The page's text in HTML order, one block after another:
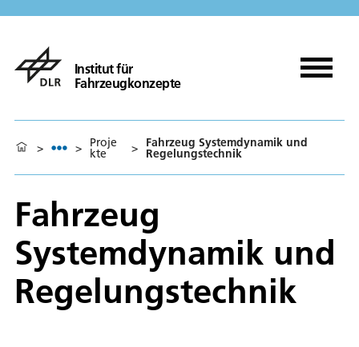
Institut für
Fahrzeugkonzepte
> > Proje
kte > Fahrzeug Systemdynamik und
Regelungstechnik
Fahrzeug
Systemdynamik und
Regelungstechnik